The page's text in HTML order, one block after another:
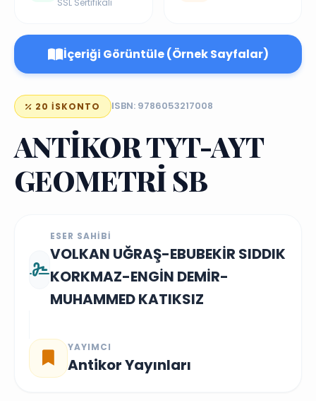
İçeriği Görüntüle (Örnek Sayfalar)
20 İSKONTO ISBN: 9786053217008
ANTİKOR TYT-AYT
GEOMETRİ SB
ESER SAHIBI
VOLKAN UĞRAŞ-EBUBEKİR SIDDIK
KORKMAZ-ENGİN DEMİR-
MUHAMMED KATIKSIZ
YAYIMCI
Antikor Yayınları